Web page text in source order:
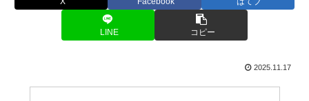
LINE コピー
2025.11.17